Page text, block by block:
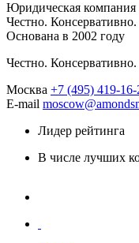
Юридическая
Честно.
Основана в 2002 году
Честно.
Москва +7 (495) 419-16-
E-mail
Лидер рейтинга
В числе лучших